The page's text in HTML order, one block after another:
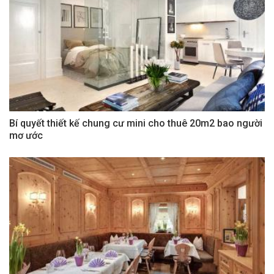
Bí quyết thiết kế chung cư mini cho thuê 20m2 bao người
mơ ước